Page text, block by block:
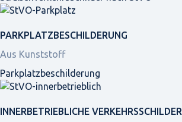
PARKPLATZ­BESCHILDERUNG
Aus Kunststoff
Parkplatz­beschilderung
INNER­BETRIEBLICHE VERKEHRS­SCHILDER